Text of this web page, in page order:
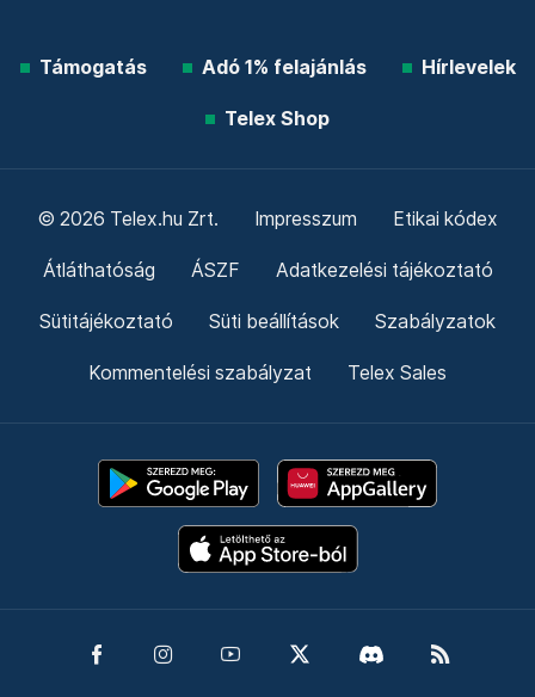
Támogatás Adó 1% felajánlás Hírlevelek
Telex Shop
© 2026 Telex.hu Zrt. Impresszum Etikai kódex
Átláthatóság ÁSZF Adatkezelési tájékoztató
Sütitájékoztató Süti beállítások Szabályzatok
Kommentelési szabályzat Telex Sales